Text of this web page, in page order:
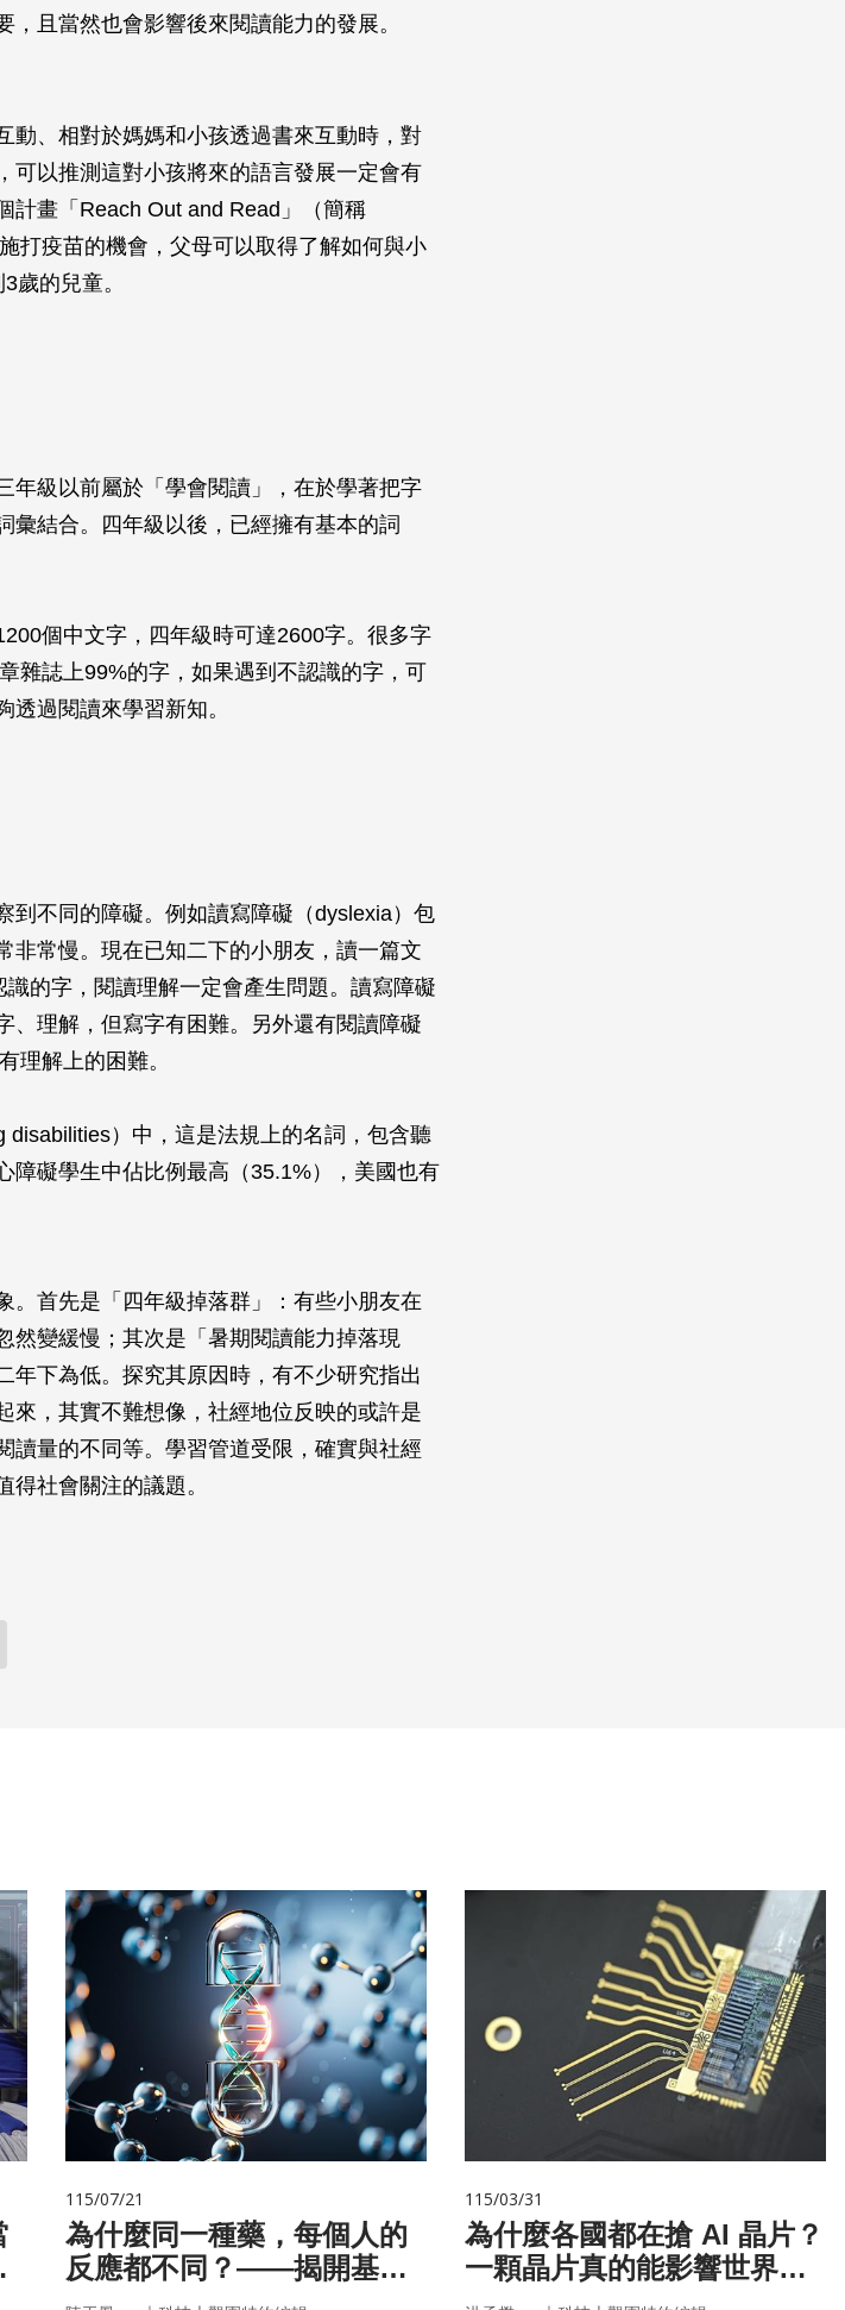
且當然也會影響後來閱讀能力的發展。
動、相對於媽媽和小孩透過書來互動時，對
可以推測這對小孩將來的語言發展一定會有
計畫「Reach Out and Read」（簡稱
打疫苗的機會，父母可以取得了解如何與小
歲的兒童。
年級以前屬於「學會閱讀」，在於學著把字
彙結合。四年級以後，已經擁有基本的詞
個中文字，四年級時可達2600字。很多字
雜誌上99%的字，如果遇到不認識的字，可
透過閱讀來學習新知。
到不同的障礙。例如讀寫障礙（dyslexia）包
非常慢。現在已知二下的小朋友，讀一篇文
的字，閱讀理解一定會產生問題。讀寫障礙
、理解，但寫字有困難。另外還有閱讀障礙
理解上的困難。
disabilities）中，這是法規上的名詞，包含聽
障礙學生中佔比例最高（35.1%），美國也有
。首先是「四年級掉落群」：有些小朋友在
然變緩慢；其次是「暑期閱讀能力掉落現
年下為低。探究其原因時，有不少研究指出
來，其實不難想像，社經地位反映的或許是
讀量的不同等。學習管道受限，確實與社經
社會關注的議題。
115/07/21
為什麼同一種藥，每個人的
反應都不同？——揭開基因
的用藥密碼
115/03/31
為什麼各國都在搶 AI 晶片？
一顆晶片真的能影響世界
嗎？